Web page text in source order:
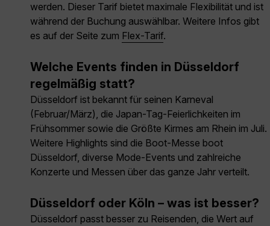
werden. Dieser Tarif bietet maximale Flexibilität und ist
während der Buchung auswählbar. Weitere Infos gibt
es auf der Seite zum Flex-Tarif.
Welche Events finden in Düsseldorf
regelmäßig statt?
Düsseldorf ist bekannt für seinen Karneval
(Februar/März), die Japan-Tag-Feierlichkeiten im
Frühsommer sowie die Größte Kirmes am Rhein im Juli.
Weitere Highlights sind die Boot-Messe boot
Düsseldorf, diverse Mode-Events und zahlreiche
Konzerte und Messen über das ganze Jahr verteilt.
Düsseldorf oder Köln – was ist besser?
Düsseldorf passt besser zu Reisenden, die Wert auf